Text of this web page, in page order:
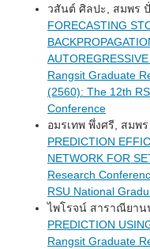
วสันต์ ศิลปะ, สมพร
FORECASTING
Rangsit Graduate
(2560): The 12th
Conference
อมรเทพ พึ่งศรี, สมพ
PREDICTION
NETWORK FOR
Research
RSU National
ไพโรจน์ สาราณียา
PREDICTION
Rangsit Graduate